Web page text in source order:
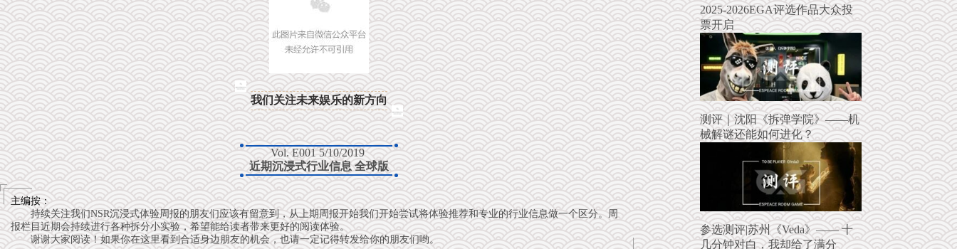
我们关注未来娱乐的新方向
Vol. E001 5/10/2019
近期沉浸式行业信息 全球版
主编按：
持续关注我们NSR沉浸式体验周报的朋友们应该有留意到，从上期周报开始我们开始尝试将体验推荐和专业的行业信息做一个区分。周
报栏目近期会持续进行各种拆分小实验，希望能给读者带来更好的阅读体验。
谢谢大家阅读！如果你在这里看到合适身边朋友的机会，也请一定记得转发给你的朋友们哟。
2025-2026EGA评选作品大众投
票开启
测评｜沈阳《拆弹学院》——机
械解谜还能如何进化？
参选测评|苏州《Veda》—— 十
几分钟对白，我却给了满分